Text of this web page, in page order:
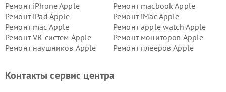
Ремонт iPhone Apple
Ремонт macbook Apple
Ремонт iPad Apple
Ремонт iMac Apple
Ремонт mac Apple
Ремонт apple watch Apple
Ремонт VR систем Apple
Ремонт мониторов Apple
Ремонт наушников Apple
Ремонт плееров Apple
Контакты сервис центра